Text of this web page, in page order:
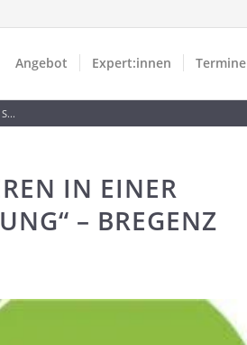
Angebot Expert:innen Termine
IN EINER
– BREGENZ